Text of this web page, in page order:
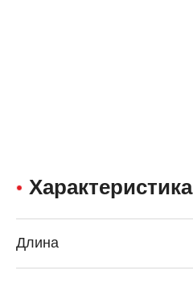
Характеристика
Длина